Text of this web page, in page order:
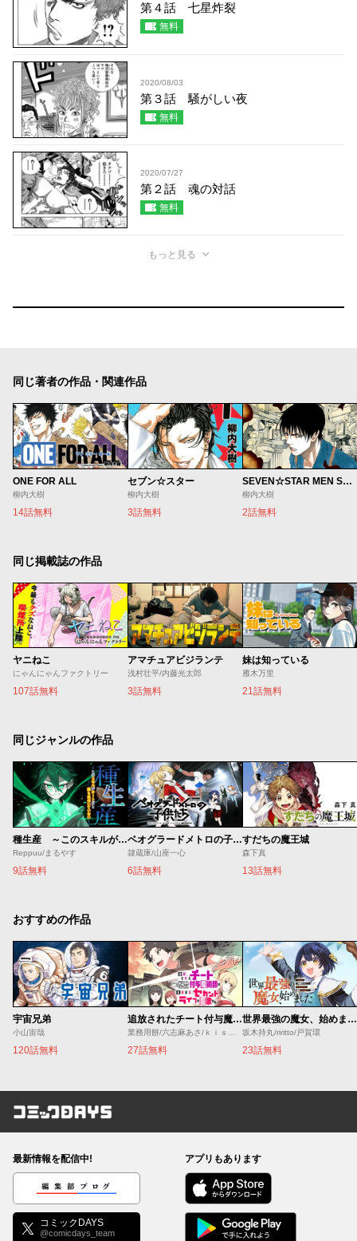
第４話 七星炸裂
無料
2020/08/03
第３話 騒がしい夜
無料
2020/07/27
第２話 魂の対話
無料
もっと見る
同じ著者の作品・関連作品
ONE FOR ALL
柳内大樹
14話無料
セブン☆スター
柳内大樹
3話無料
SEVEN☆STAR MEN SOUL
柳内大樹
2話無料
同じ掲載誌の作品
ヤニねこ
にゃんにゃんファクトリー
107話無料
アマチュアビジランテ
浅村壮平/内藤光太郎
3話無料
妹は知っている
雁木万里
21話無料
同じジャンルの作品
種生産 ～このスキルがチートだとまだ誰も気付いていない～
Reppuu/まるやす
9話無料
ベオグラードメトロの子供たち
隷蔵庫/山座一心
6話無料
すだちの魔王城
森下真
13話無料
おすすめの作品
宇宙兄弟
小山宙哉
120話無料
追放されたチート付与魔術師は気ままなセカンドライフを謳歌する。 ～俺は武器だけじゃなく、あらゆるものに『強化ポイント』を付与できるし、俺の意思でいつでも効果を解除できるけど、残った人たち大丈夫？～
27話無料
世界最強の魔女、始めました ～私だけ『攻略サイト』を見れる世界で自由に生きます～
坂木持丸/riritto/戸賀環
23話無料
コミックDAYS
最新情報を配信中!
編集部ブログ
コミックDAYS
@comicdays_team
アプリもあります